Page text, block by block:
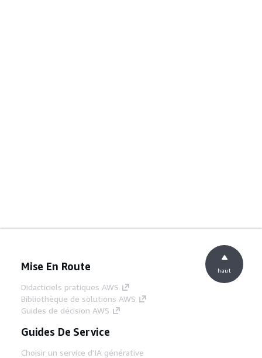
Mise En Route
Didacticiels pratiques AWS
Bibliothèque de solutions AWS
Guides de décision AWS
Guides De Service
Choisir un service d'IA générative
haut